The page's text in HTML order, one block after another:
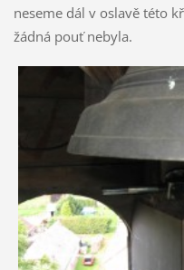
neseme dál v oslavě této
žádná pouť nebyla.